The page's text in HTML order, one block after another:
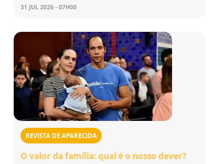
31 JUL 2026 - 07H00
REVISTA DE APARECIDA
O valor da família: qual é o nosso dever?